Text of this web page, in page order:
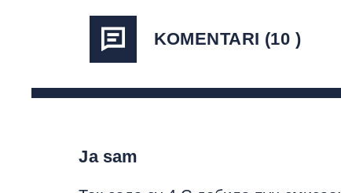
KOMENTARI (10 )
Ja sam